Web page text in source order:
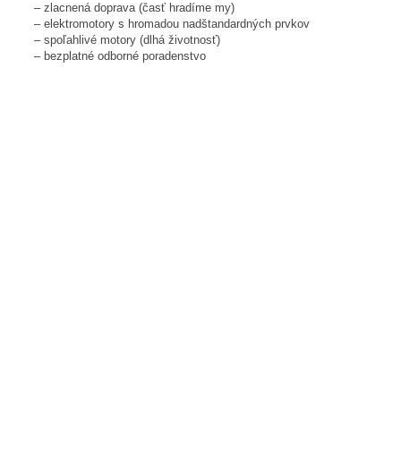
– zlacnená doprava (časť hradíme my)
– elektromotory s hromadou nadštandardných prvkov
– spoľahlivé motory (dlhá životnosť)
– bezplatné odborné poradenstvo